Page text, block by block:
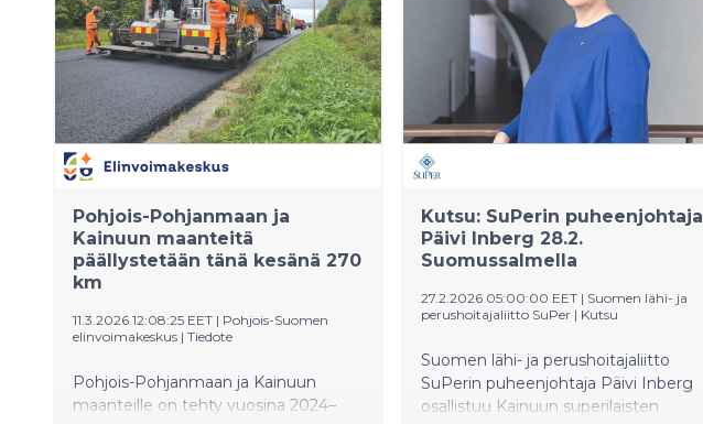
viisumien myöntämiseen
satokaudelle 2026.
Pohjois-Pohjanmaan ja
Kainuun maanteitä
päällystetään tänä kesänä 270
km
11.3.2026 12:08:25 EET | Pohjois-Suomen
elinvoimakeskus | Tiedote
Pohjois-Pohjanmaan ja Kainuun
maanteille on tehty vuosina 2024–
Kutsu: SuPerin puheenjohtaja
Päivi Inberg 28.2.
Suomussalmella
27.2.2026 05:00:00 EET | Suomen lähi- ja
perushoitajaliitto SuPer | Kutsu
Suomen lähi- ja perushoitajaliitto
SuPerin puheenjohtaja Päivi Inberg
osallistuu Kainuun superilaisten